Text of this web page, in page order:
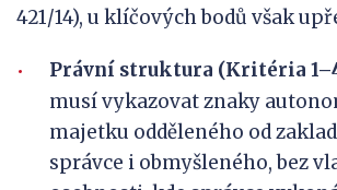
421/14), u klíčových bodů však
Právní struktura (Kritéria
musí vykazovat znaky
majetku odděleného od
správce i obmyšleného, bez